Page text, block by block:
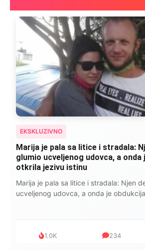
EKSKLUZIVNO
Marija je pala sa litice i stradala:
glumio ucveljenog udovca, a onda
otkrila jezivu istinu
Marija je pala sa litice i stradala: Njen
ucveljenog udovca, a onda je
1.0K 234